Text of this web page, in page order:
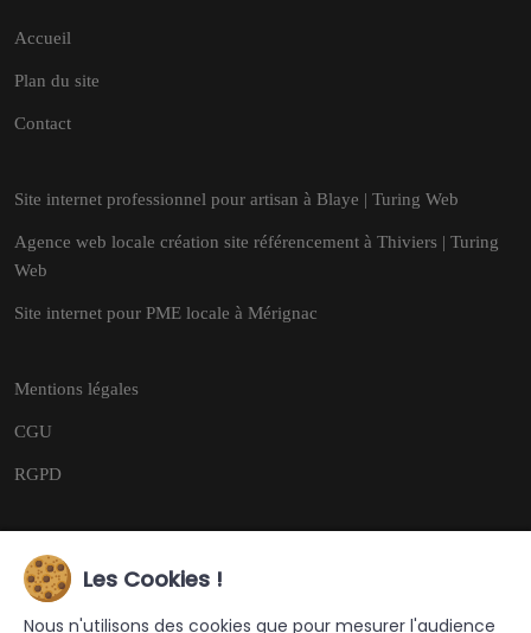
Accueil
Plan du site
Contact
Site internet professionnel pour artisan à Blaye | Turing Web
Agence web locale création site référencement à Thiviers | Turing
Web
Site internet pour PME locale à Mérignac
Mentions légales
CGU
RGPD
Copyright © 2026
Les Cookies !
Nous n'utilisons des cookies que pour mesurer l'audience